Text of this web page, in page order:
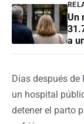
Un
a
Días después
un hospital
detener el parto